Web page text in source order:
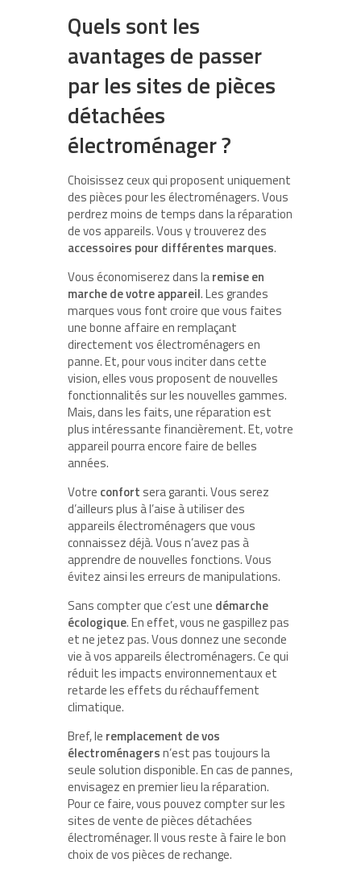
Quels sont les
avantages de passer
par les sites de pièces
détachées
électroménager ?
Choisissez ceux qui proposent uniquement
des pièces pour les électroménagers. Vous
perdrez moins de temps dans la réparation
de vos appareils. Vous y trouverez des
accessoires pour différentes marques.
Vous économiserez dans laremise en
marche de votre appareil. Les grandes
marques vous font croire que vous faites
une bonne affaire en remplaçant
directement vos électroménagers en
panne. Et, pour vous inciter dans cette
vision, elles vous proposent de nouvelles
fonctionnalités sur les nouvelles gammes.
Mais, dans les faits, une réparation est
plus intéressante financièrement. Et, votre
appareil pourra encore faire de belles
années.
Votre confort sera garanti. Vous serez
d’ailleurs plus à l’aise à utiliser des
appareils électroménagers que vous
connaissez déjà. Vous n’avez pas à
apprendre de nouvelles fonctions. Vous
évitez ainsi les erreurs de manipulations.
Sans compter que c’est une démarche
écologique. En effet, vous ne gaspillez pas
et ne jetez pas. Vous donnez une seconde
vie à vos appareils électroménagers. Ce qui
réduit les impacts environnementaux et
retarde les effets du réchauffement
climatique.
Bref, le remplacement de vos
électroménagersn’est pas toujours la
seule solution disponible. En cas de pannes,
envisagez en premier lieu la réparation.
Pour ce faire, vous pouvez compter sur les
sites de vente de pièces détachées
électroménager. Il vous reste à faire le bon
choix de vos pièces de rechange.